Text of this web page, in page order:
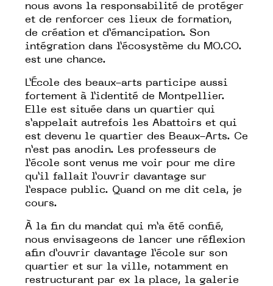
nous avons la responsabilité de protéger
et de renforcer ces lieux de formation,
de création et d’émancipation. Son
intégration dans l’écosystème du MO.CO.
est une chance.
L’École des beaux-arts participe aussi
fortement à l’identité de Montpellier.
Elle est située dans un quartier qui
s’appelait autrefois les Abattoirs et qui
est devenu le quartier des Beaux-Arts. Ce
n’est pas anodin. Les professeurs de
l’école sont venus me voir pour me dire
qu’il fallait l’ouvrir davantage sur
l’espace public. Quand on me dit cela, je
cours.
À la fin du mandat qui m’a été confié,
nous envisageons de lancer une réflexion
afin d’ouvrir davantage l’école sur son
quartier et sur la ville, notamment en
restructurant par ex la place, la galerie